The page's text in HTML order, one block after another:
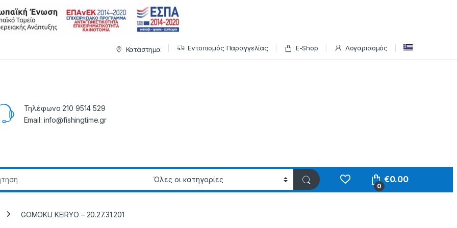
Κατάστημα Εντοπισμός Παραγγελίας E-Shop Λογαριασμός
Τηλέφωνο 210 9514 529
Email: info@fishingtime.gr
0
€0.00
GOMOKU KEIRYO – 20.27.31.201